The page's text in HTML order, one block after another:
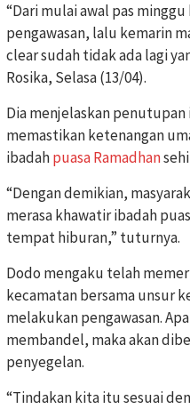
“Dari mulai awal pas
pengawasan, lalu kemarin
clear sudah tidak ada lagi
Rosika, Selasa (13/04).
Dia menjelaskan
memastikan ketenangan
ibadahpuasaRamadhan
“Dengan demikian,
merasa khawatir ibadah
tempat hiburan,” tuturnya.
Dodo mengaku telah
kecamatan bersama unsur
melakukan pengawasan.
membandel, maka akan
penyegelan.
“Tindakan kita itu sesuai